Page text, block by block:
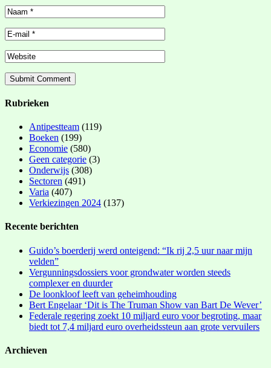
Rubrieken
Antipestteam (119)
Boeken (199)
Economie (580)
Geen categorie (3)
Onderwijs (308)
Sectoren (491)
Varia (407)
Verkiezingen 2024 (137)
Recente berichten
Guido’s boerderij werd onteigend: “Ik rij 2,5 uur naar mijn
velden”
Vergunningsdossiers voor grondwater worden steeds
complexer en duurder
De loonkloof leeft van geheimhouding
Bert Engelaar ‘Dit is The Truman Show van Bart De Wever’
Federale regering zoekt 10 miljard euro voor begroting, maar
biedt tot 7,4 miljard euro overheidssteun aan grote vervuilers
Archieven